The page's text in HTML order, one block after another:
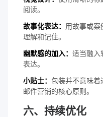
阅读。
故事化表达： 用故事或案
理解和记住。
幽默感的加入： 适当融入
表达。
小贴士： 包装并不意味着
邮件营销的核心原则。
六、持续优化